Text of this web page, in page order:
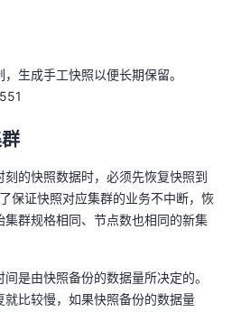
生成手工快照以便长期保留。
的快照数据时，必须先恢复快照到
保证快照对应集群的业务不中断，恢
群规格相同、节点数也相同的新集
是由快照备份的数据量所决定的。
比较慢，如果快照备份的数据量